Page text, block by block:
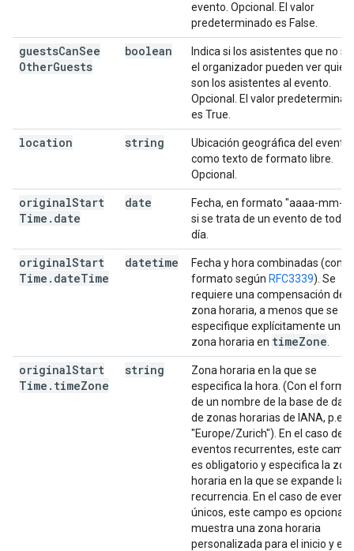
evento. Opcional. El valor
predeterminado es False.
guestsCanSee
OtherGuests
boolean
Indica si los asistentes que no
el organizador pueden ver
son los asistentes al evento.
Opcional. El valor
es True.
location string
Ubicación geográfica del evento
como texto de formato libre.
Opcional.
originalStart
Time . date
date
Fecha, en formato "aaaa-mm-
si se trata de un evento de todo
día.
originalStart
Time . dateTime
datetime
Fecha y hora combinadas (con
formato según RFC3339). Se
requiere una compensación de
zona horaria, a menos que se
especifique explícitamente una
zona horaria en timeZone
originalStart
Time . timeZone
string
Zona horaria en la que se
especifica la hora. (Con el
de un nombre de la base de
de zonas horarias de IANA, p.ej.,
"Europe/Zurich"). En el caso de
eventos recurrentes, este
es obligatorio y especifica la
horaria en la que se expande la
recurrencia. En el caso de
únicos, este campo es opcional y
muestra una zona horaria
personalizada para el inicio y el